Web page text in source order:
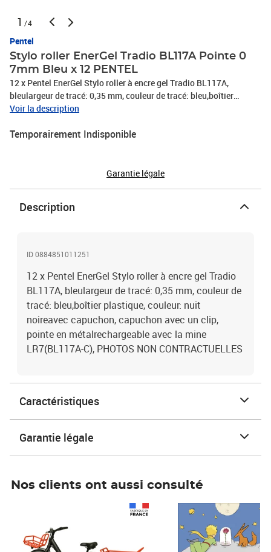
1 /4
Pentel
Stylo roller EnerGel Tradio BL117A Pointe 0
7mm Bleu x 12 PENTEL
12 x Pentel EnerGel Stylo roller à encre gel Tradio BL117A,
bleulargeur de tracé: 0,35 mm, couleur de tracé: bleu,boîtier
plastique, couleur: nuit noireavec capuchon, capuchon avec un
PHOTOS NON CONTRACTUELLES
Voir la description
Temporairement Indisponible
Garantie légale
Description
ID 0884851011251
12 x Pentel EnerGel Stylo roller à encre gel Tradio
BL117A, bleulargeur de tracé: 0,35 mm, couleur de
tracé: bleu,boîtier plastique, couleur: nuit
noireavec capuchon, capuchon avec un clip,
pointe en métalrechargeable avec la mine
LR7(BL117A-C), PHOTOS NON CONTRACTUELLES
Caractéristiques
Garantie légale
Nos clients ont aussi consulté
Prix 7,50€